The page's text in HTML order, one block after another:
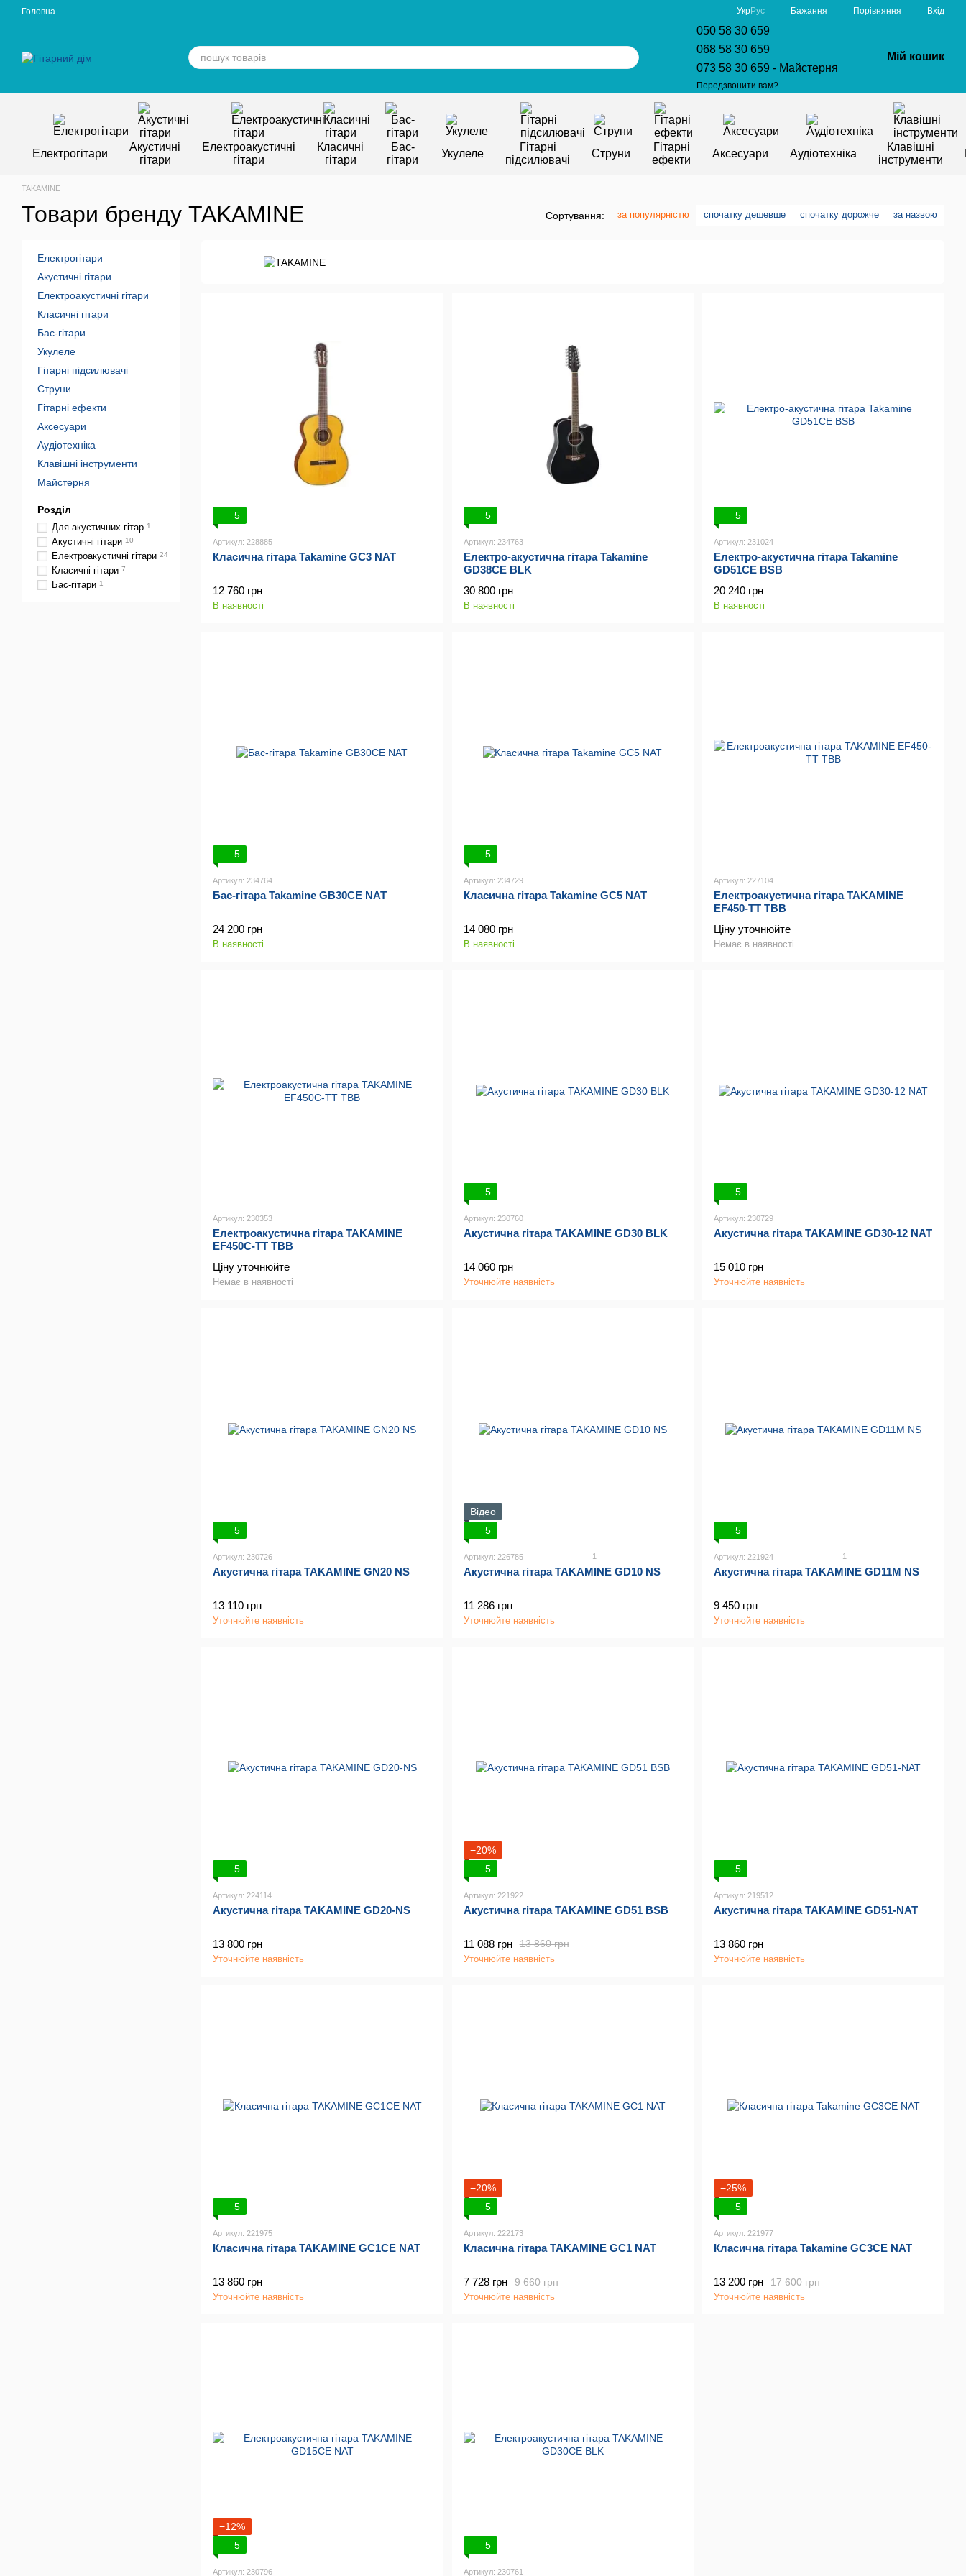
Перейти к основному контенту
Головна УкрРус Бажання Порівняння Вхід
050 58 30 659
068 58 30 659
073 58 30 659 - Майстерня
Передзвонити вам?
Мій кошик
Електрогітари
Акустичні
гітари
Електроакустичні
гітари
Класичні
гітари
Бас-
гітари
Укулеле
Гітарні
підсилювачі
Струни
Гітарні
ефекти
Аксесуари Аудіотехніка
Клавішні
інструменти
TAKAMINE
Товари бренду TAKAMINE Сортування: за популярністю спочатку дешевше спочатку дорожче за назвою
5
Артикул: 228885
Класична гітара Takamine GC3 NAT
12 760 грн
В наявності
5
Артикул: 234763
Електро-акустична гітара Takamine
GD38CE BLK
30 800 грн
В наявності
5
Артикул: 231024
Електро-акустична гітара Takamine
GD51CE BSB
20 240 грн
В наявності
5
Артикул: 234764
Бас-гітара Takamine GB30CE NAT
24 200 грн
В наявності
5
Артикул: 234729
Класична гітара Takamine GC5 NAT
14 080 грн
В наявності
Артикул: 227104
Електроакустична гітара TAKAMINE
EF450-TT TBB
Ціну уточнюйте
Немає в наявності
Артикул: 230353
Електроакустична гітара TAKAMINE
EF450C-TT TBB
Ціну уточнюйте
Немає в наявності
5
Артикул: 230760
Акустична гітара TAKAMINE GD30 BLK
14 060 грн
Уточнюйте наявність
5
Артикул: 230729
Акустична гітара TAKAMINE GD30-12 NAT
15 010 грн
Уточнюйте наявність
5
Артикул: 230726
Акустична гітара TAKAMINE GN20 NS
13 110 грн
Уточнюйте наявність
Відео
5
Артикул: 226785 1
Акустична гітара TAKAMINE GD10 NS
11 286 грн
Уточнюйте наявність
5
Артикул: 221924 1
Акустична гітара TAKAMINE GD11M NS
9 450 грн
Уточнюйте наявність
5
Артикул: 224114
Акустична гітара TAKAMINE GD20-NS
13 800 грн
Уточнюйте наявність
−20%
5
Артикул: 221922
Акустична гітара TAKAMINE GD51 BSB
13 860 грн
11 088 грн
Уточнюйте наявність
5
Артикул: 219512
Акустична гітара TAKAMINE GD51-NAT
13 860 грн
Уточнюйте наявність
5
Артикул: 221975
Класична гітара TAKAMINE GC1CE NAT
13 860 грн
Уточнюйте наявність
−20%
5
Артикул: 222173
Класична гітара TAKAMINE GC1 NAT
9 660 грн
7 728 грн
Уточнюйте наявність
−25%
5
Артикул: 221977
Класична гітара Takamine GC3CE NAT
17 600 грн
13 200 грн
Уточнюйте наявність
−12%
5
Артикул: 230796
5
Артикул: 230761
Електрогітари
Акустичні гітари
Електроакустичні гітари
Класичні гітари
Бас-гітари
Укулеле
Гітарні підсилювачі
Струни
Гітарні ефекти
Аксесуари
Аудіотехніка
Клавішні інструменти
Майстерня
Розділ
Для акустичних гітар 1
Акустичні гітари 10
Електроакустичні гітари 24
Класичні гітари 7
Бас-гітари 1